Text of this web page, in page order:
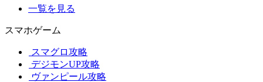
一覧を見る
スマホゲーム
スマグロ攻略
デジモンUP攻略
ヴァンピール攻略